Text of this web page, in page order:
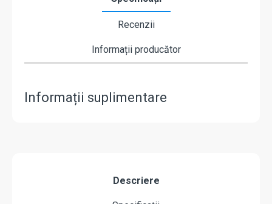
Recenzii
Informații producător
Informații suplimentare
Descriere